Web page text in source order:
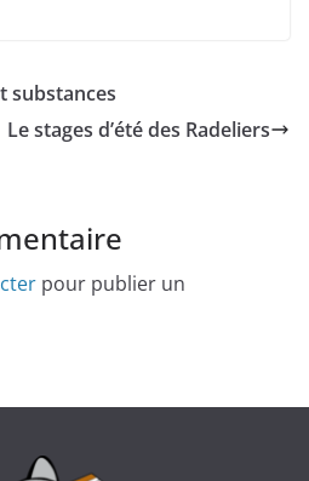
substances
Le stages d’été des Radeliers
pour publier un